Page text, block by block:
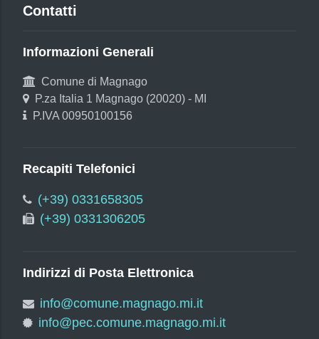
Contatti
Informazioni Generali
Comune di Magnago
P.za Italia 1 Magnago (20020) - MI
P.IVA 00950100156
Recapiti Telefonici
(+39) 0331658305
(+39) 0331306205
Indirizzi di Posta Elettronica
info@comune.magnago.mi.it
info@pec.comune.magnago.mi.it